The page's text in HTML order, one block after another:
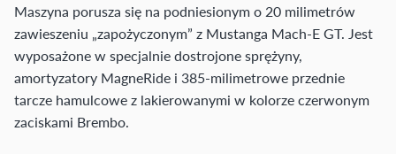
Maszyna porusza się na podniesionym o 20 milimetrów
zawieszeniu „zapożyczonym” z Mustanga Mach-E GT. Jest
wyposażone w specjalnie dostrojone sprężyny,
amortyzatory MagneRide i 385-milimetrowe przednie
tarcze hamulcowe z lakierowanymi w kolorze czerwonym
zaciskami Brembo.